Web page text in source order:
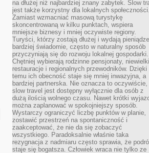
na dłużej niż najbardziej znany zabytek. Slow
jest także korzystny dla lokalnych społeczności.
Zamiast wzmacniać masową turystykę
skoncentrowaną w kilku punktach, wspiera
mniejsze biznesy i mniej oczywiste regiony.
Turyści, którzy zostają dłużej i wydają pieniądze
bardziej świadomie, często w naturalny sposób
przyczyniają się do rozwoju lokalnej gospodarki.
Chętniej wybierają rodzinne pensjonaty,
restauracje i regionalnych przewodników. Dzięki
temu ich obecność staje się mniej inwazyjna, a
bardziej partnerska. Nie oznacza to oczywiście,
slow travel jest dostępny wyłącznie dla osób z
dużą ilością wolnego czasu. Nawet krótki
można zaplanować w spokojniejszy sposób.
Wystarczy ograniczyć liczbę punktów w planie,
zostawić przestrzeń na spontaniczność i
zaakceptować, że nie da się zobaczyć
wszystkiego. Paradoksalnie właśnie taka
rezygnacja z nadmiaru często sprawia, że
staje się bogatsza. Człowiek wraca nie tylko ze